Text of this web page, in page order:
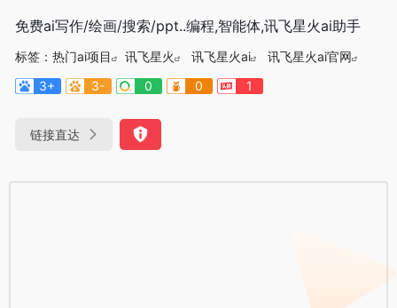
免费ai写作/绘画/搜索/ppt..编程,智能体,讯飞星火ai助手
标签： 热门ai项目 讯飞星火 讯飞星火ai
讯飞星火ai官网
3+
3- 0 0 1
链接直达